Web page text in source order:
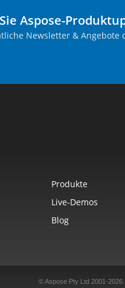
Aspose-
Newsletter & Angebote
Produkte
Live-Demos
Blog
© Aspose Pty Ltd 2001-2026.